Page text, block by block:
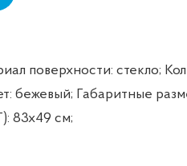
поверхности: стекло;
бежевый; Габаритные
83х49 см;